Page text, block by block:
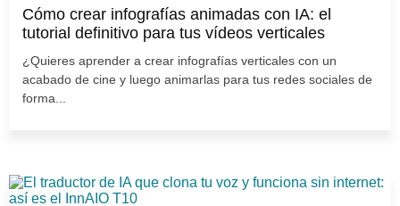
Cómo crear infografías animadas con IA: el
tutorial definitivo para tus vídeos verticales
¿Quieres aprender a crear infografías verticales con un
acabado de cine y luego animarlas para tus redes sociales de
forma...